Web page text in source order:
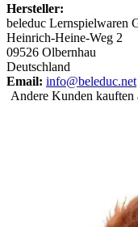
Hersteller:
beleduc Lernspielwaren
Heinrich-Heine-Weg 2
09526 Olbernhau
Deutschland
Email: info@beleduc.net
Andere Kunden kauften